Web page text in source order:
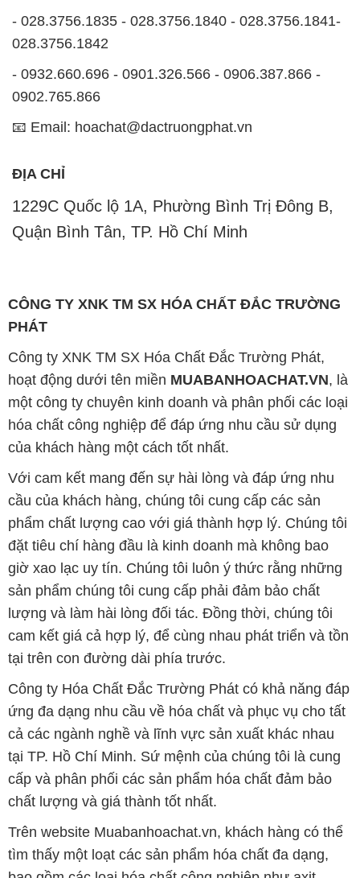
- 028.3756.1835 - 028.3756.1840 - 028.3756.1841-
028.3756.1842
- 0932.660.696 - 0901.326.566 - 0906.387.866 -
0902.765.866
📧 Email: hoachat@dactruongphat.vn
ĐỊA CHỈ
1229C Quốc lộ 1A, Phường Bình Trị Đông B,
Quận Bình Tân, TP. Hồ Chí Minh
CÔNG TY XNK TM SX HÓA CHẤT ĐẮC TRƯỜNG
PHÁT
Công ty XNK TM SX Hóa Chất Đắc Trường Phát,
hoạt động dưới tên miền MUABANHOACHAT.VN, là
một công ty chuyên kinh doanh và phân phối các loại
hóa chất công nghiệp để đáp ứng nhu cầu sử dụng
của khách hàng một cách tốt nhất.
Với cam kết mang đến sự hài lòng và đáp ứng nhu
cầu của khách hàng, chúng tôi cung cấp các sản
phẩm chất lượng cao với giá thành hợp lý. Chúng tôi
đặt tiêu chí hàng đầu là kinh doanh mà không bao
giờ xao lạc uy tín. Chúng tôi luôn ý thức rằng những
sản phẩm chúng tôi cung cấp phải đảm bảo chất
lượng và làm hài lòng đối tác. Đồng thời, chúng tôi
cam kết giá cả hợp lý, để cùng nhau phát triển và tồn
tại trên con đường dài phía trước.
Công ty Hóa Chất Đắc Trường Phát có khả năng đáp
ứng đa dạng nhu cầu về hóa chất và phục vụ cho tất
cả các ngành nghề và lĩnh vực sản xuất khác nhau
tại TP. Hồ Chí Minh. Sứ mệnh của chúng tôi là cung
cấp và phân phối các sản phẩm hóa chất đảm bảo
chất lượng và giá thành tốt nhất.
Trên website Muabanhoachat.vn, khách hàng có thể
tìm thấy một loạt các sản phẩm hóa chất đa dạng,